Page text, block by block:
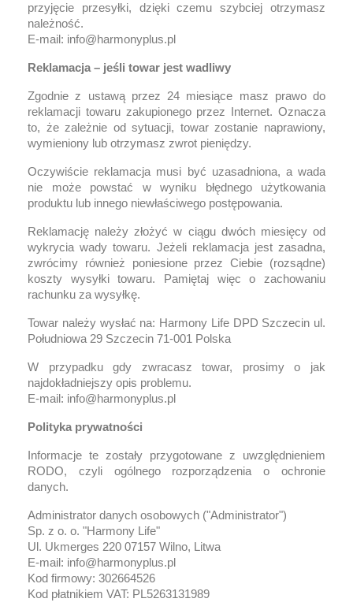
przyjęcie przesyłki, dzięki czemu szybciej otrzymasz
należność.
E-mail: info@harmonyplus.pl
Reklamacja – jeśli towar jest wadliwy
Zgodnie z ustawą przez 24 miesiące masz prawo do
reklamacji towaru zakupionego przez Internet. Oznacza
to, że zależnie od sytuacji, towar zostanie naprawiony,
wymieniony lub otrzymasz zwrot pieniędzy.
Oczywiście reklamacja musi być uzasadniona, a wada
nie może powstać w wyniku błędnego użytkowania
produktu lub innego niewłaściwego postępowania.
Reklamację należy złożyć w ciągu dwóch miesięcy od
wykrycia wady towaru. Jeżeli reklamacja jest zasadna,
zwrócimy również poniesione przez Ciebie (rozsądne)
koszty wysyłki towaru. Pamiętaj więc o zachowaniu
rachunku za wysyłkę.
Towar należy wysłać na: Harmony Life DPD Szczecin ul.
Południowa 29 Szczecin 71-001 Polska
W przypadku gdy zwracasz towar, prosimy o jak
najdokładniejszy opis problemu.
E-mail: info@harmonyplus.pl
Polityka prywatności
Informacje te zostały przygotowane z uwzględnieniem
RODO, czyli ogólnego rozporządzenia o ochronie
danych.
Administrator danych osobowych ("Administrator")
Sp. z o. o. "Harmony Life"
Ul. Ukmerges 220 07157 Wilno, Litwa
E-mail: info@harmonyplus.pl
Kod firmowy: 302664526
Kod płatnikiem VAT: PL5263131989